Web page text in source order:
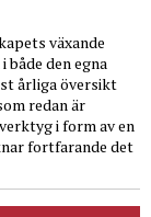
växande
både den egna
årliga översikt
redan är
i form av en
fortfarande det